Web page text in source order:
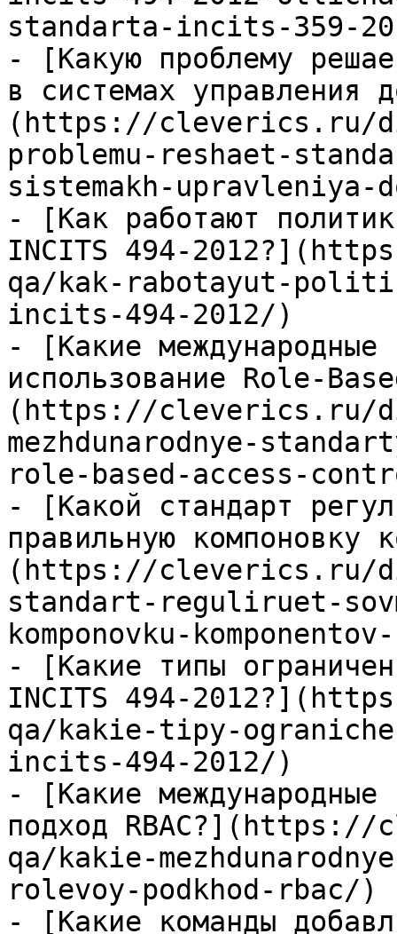
standarta-incits-359-
- [Какую проблему
в системах управления
(https://cleverics.ru/
problemu-reshaet-
sistemakh-upravleniya-
- [Как работают
INCITS 494-
qa/kak-rabotayut-
incits-494-2012/)
- [Какие международные
использование Role-
(https://cleverics.ru/
mezhdunarodnye-
role-based-access-
- [Какой стандарт
правильную компоновку
(https://cleverics.ru/
standart-reguliruet-
komponovku-
- [Какие типы
INCITS 494-
qa/kakie-tipy-
incits-494-2012/)
- [Какие международные
подход
qa/kakie-
rolevoy-podkhod-rbac/)
- [Какие команды